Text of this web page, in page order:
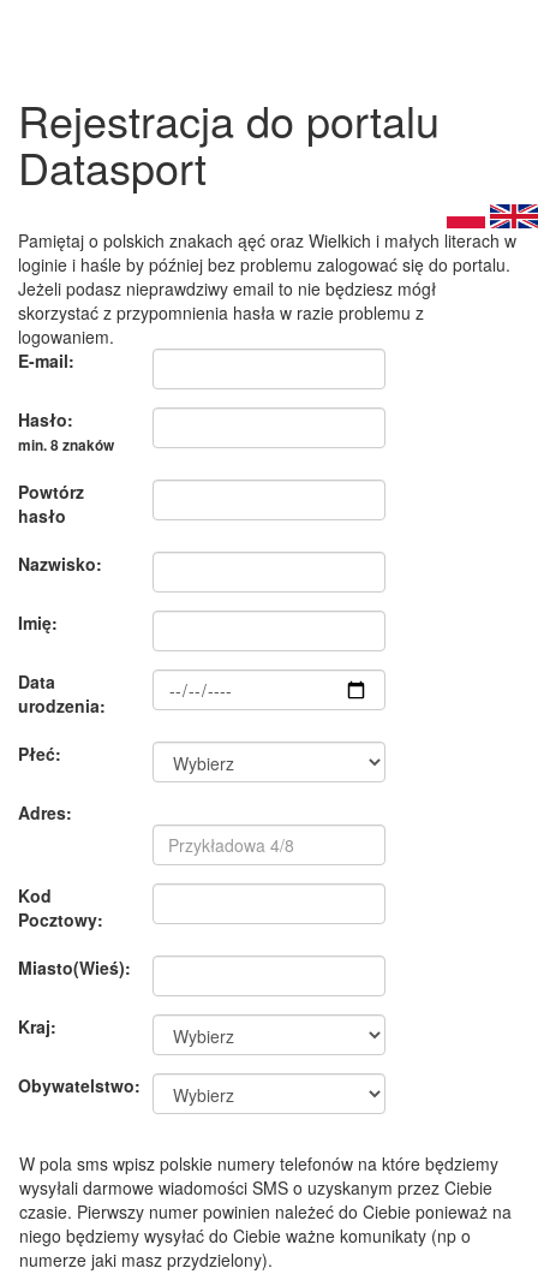
Rejestracja do portalu
Datasport
Pamiętaj o polskich znakach ąęć oraz Wielkich i małych literach w
loginie i haśle by później bez problemu zalogować się do portalu.
Jeżeli podasz nieprawdziwy email to nie będziesz mógł
skorzystać z przypomnienia hasła w razie problemu z
logowaniem.
E-mail:
Hasło:
min. 8 znaków
Powtórz
hasło
Nazwisko:
Imię:
Data
urodzenia:
Płeć:
Adres:
Kod
Pocztowy:
Miasto(Wieś):
Kraj:
Obywatelstwo:
W pola sms wpisz polskie numery telefonów na które będziemy
wysyłali darmowe wiadomości SMS o uzyskanym przez Ciebie
czasie. Pierwszy numer powinien należeć do Ciebie ponieważ na
niego będziemy wysyłać do Ciebie ważne komunikaty (np o
numerze jaki masz przydzielony).